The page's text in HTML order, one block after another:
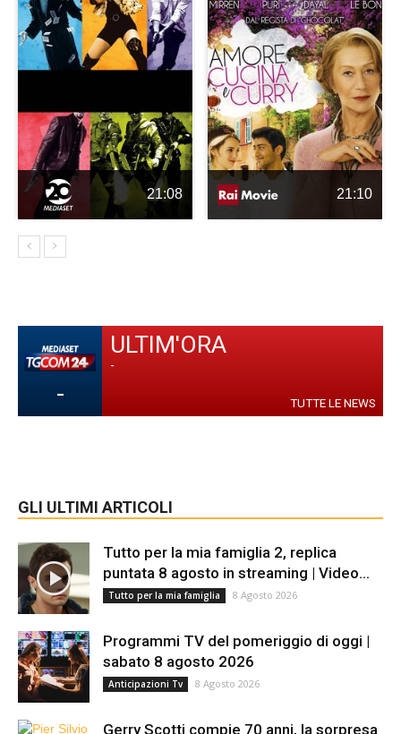
21:08 21:10
-
ULTIM'ORA
-
TUTTE LE NEWS
GLI ULTIMI ARTICOLI
Tutto per la mia famiglia 2, replica
puntata 8 agosto in streaming | Video...
Tutto per la mia famiglia 8 Agosto 2026
Programmi TV del pomeriggio di oggi |
sabato 8 agosto 2026
Anticipazioni Tv 8 Agosto 2026
Gerry Scotti compie 70 anni, la sorpresa